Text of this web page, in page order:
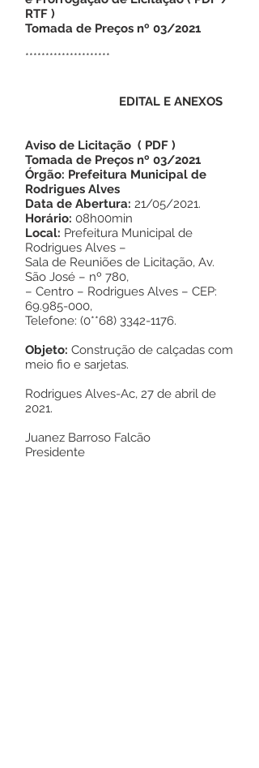
RTF )
Tomada de Preços nº 03/2021
*********************
EDITAL E ANEXOS
Aviso de Licitação ( PDF )
Tomada de Preços nº 03/2021
Órgão: Prefeitura Municipal de
Rodrigues Alves
Data de Abertura: 21/05/2021.
Horário: 08h00min
Local: Prefeitura Municipal de
Rodrigues Alves –
Sala de Reuniões de Licitação, Av.
São José – nº 780,
– Centro – Rodrigues Alves – CEP:
69.985-000,
Telefone: (0**68) 3342-1176.
Objeto: Construção de calçadas com
meio fio e sarjetas.
Rodrigues Alves-Ac, 27 de abril de
2021.
Juanez Barroso Falcão
Presidente